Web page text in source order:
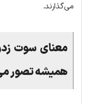
می‌گذارند.
معنای سوت
همیشه تصور